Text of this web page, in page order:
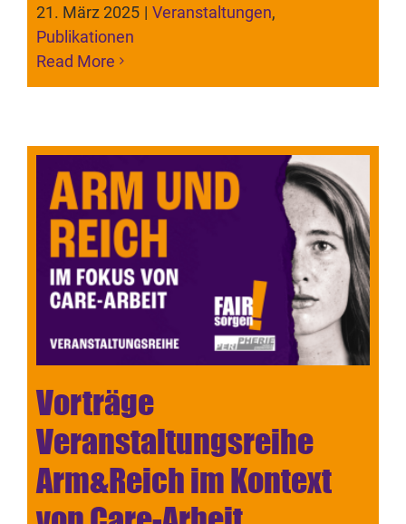
21. März 2025 | Veranstaltungen,
Publikationen
Read More
Vorträge
Veranstaltungsreihe
Arm&Reich im Kontext